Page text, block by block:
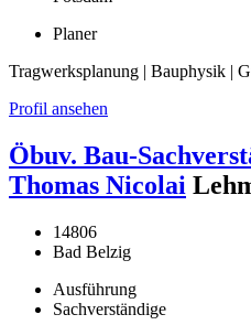
Planer
Tragwerksplanung | Bauphysik |
Profil ansehen
Öbuv. Bau-
Thomas Nicolai
14806
Bad Belzig
Ausführung
Sachverständige